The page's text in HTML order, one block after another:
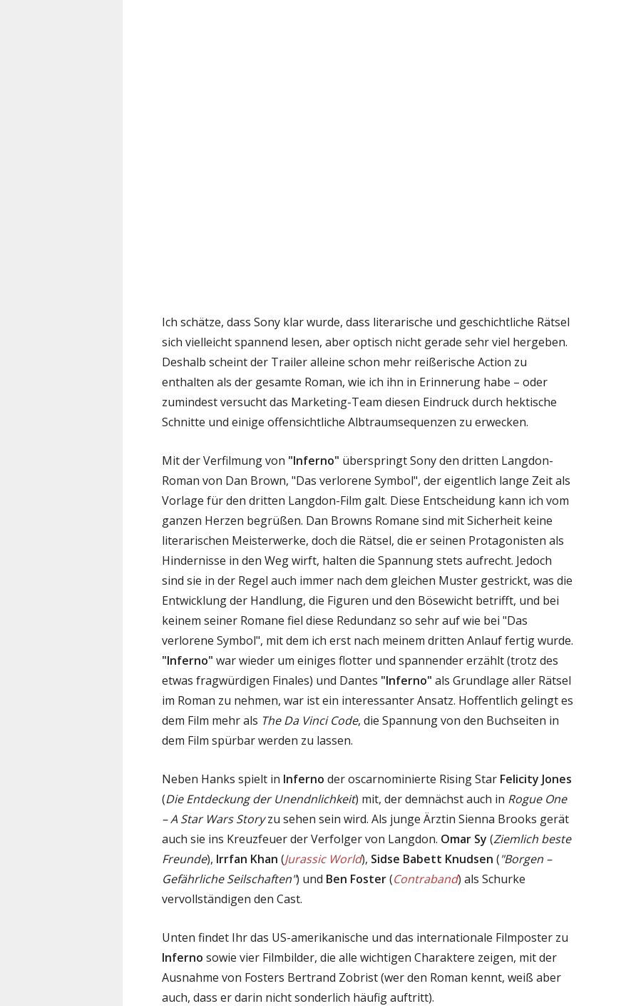
Ich schätze, dass Sony klar wurde, dass literarische und geschichtliche Rätsel
sich vielleicht spannend lesen, aber optisch nicht gerade sehr viel hergeben.
Deshalb scheint der Trailer alleine schon mehr reißerische Action zu
enthalten als der gesamte Roman, wie ich ihn in Erinnerung habe – oder
zumindest versucht das Marketing-Team diesen Eindruck durch hektische
Schnitte und einige offensichtliche Albtraumsequenzen zu erwecken.
Mit der Verfilmung von "Inferno" überspringt Sony den dritten Langdon-
Roman von Dan Brown, "Das verlorene Symbol", der eigentlich lange Zeit als
Vorlage für den dritten Langdon-Film galt. Diese Entscheidung kann ich vom
ganzen Herzen begrüßen. Dan Browns Romane sind mit Sicherheit keine
literarischen Meisterwerke, doch die Rätsel, die er seinen Protagonisten als
Hindernisse in den Weg wirft, halten die Spannung stets aufrecht. Jedoch
sind sie in der Regel auch immer nach dem gleichen Muster gestrickt, was die
Entwicklung der Handlung, die Figuren und den Bösewicht betrifft, und bei
keinem seiner Romane fiel diese Redundanz so sehr auf wie bei "Das
verlorene Symbol", mit dem ich erst nach meinem dritten Anlauf fertig wurde.
"Inferno" war wieder um einiges flotter und spannender erzählt (trotz des
etwas fragwürdigen Finales) und Dantes "Inferno" als Grundlage aller Rätsel
im Roman zu nehmen, war ist ein interessanter Ansatz. Hoffentlich gelingt es
dem Film mehr als The Da Vinci Code, die Spannung von den Buchseiten in
dem Film spürbar werden zu lassen.
Neben Hanks spielt in Inferno der oscarnominierte Rising Star Felicity Jones
(Die Entdeckung der Unendnlichkeit) mit, der demnächst auch in Rogue One
– A Star Wars Storyzu sehen sein wird. Als junge Ärztin Sienna Brooks gerät
auch sie ins Kreuzfeuer der Verfolger von Langdon. Omar Sy (Ziemlich beste
Freunde), Irrfan Khan (Jurassic World), Sidse Babett Knudsen ("Borgen –
Gefährliche Seilschaften") und Ben Foster(Contraband) als Schurke
vervollständigen den Cast.
Unten findet Ihr das US-amerikanische und das internationale Filmposter zu
Inferno sowie vier Filmbilder, die alle wichtigen Charaktere zeigen, mit der
Ausnahme von Fosters Bertrand Zobrist (wer den Roman kennt, weiß aber
auch, dass er darin nicht sonderlich häufig auftritt).